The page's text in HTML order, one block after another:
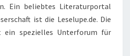
Ein beliebtes Literaturportal
ist die Leselupe.de. Die
ein spezielles Unterforum für